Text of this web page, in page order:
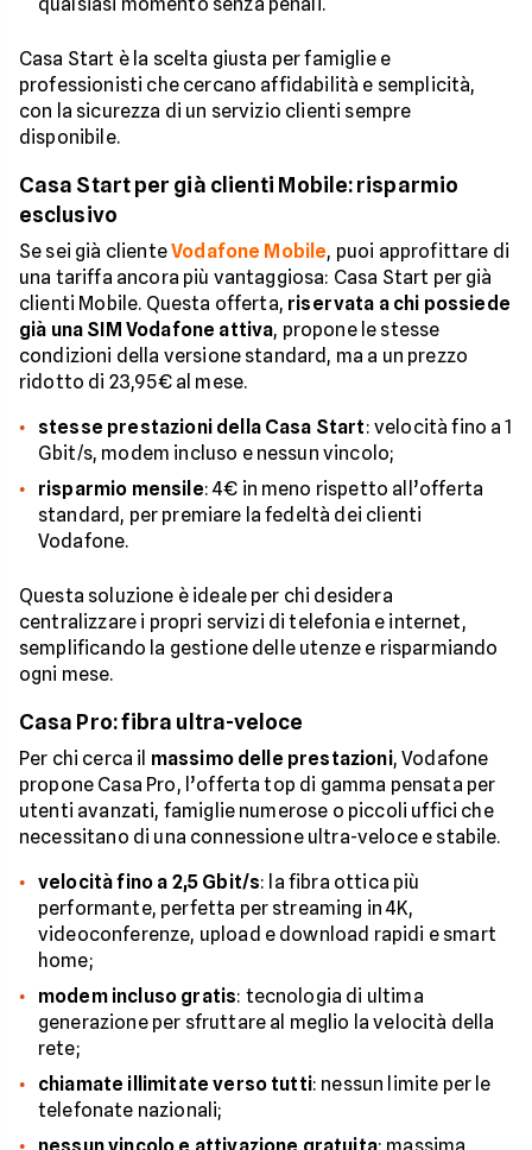
Casa Start è la scelta giusta per famiglie e
professionisti che cercano affidabilità e semplicità,
con la sicurezza di un servizio clienti sempre
disponibile.
Casa Start per già clienti Mobile: risparmio
esclusivo
Se sei già clienteVodafone Mobile, puoi approfittare di
una tariffa ancora più vantaggiosa: Casa Start per già
clienti Mobile. Questa offerta, riservata a chi possiede
già una SIM Vodafone attiva, propone le stesse
condizioni della versione standard, ma a un prezzo
ridotto di 23,95€ al mese.
stesse prestazioni della Casa Start: velocità fino a 1
Gbit/s, modem incluso e nessun vincolo;
risparmio mensile: 4€ in meno rispetto all’offerta
standard, per premiare la fedeltà dei clienti
Vodafone.
Questa soluzione è ideale per chi desidera
centralizzare i propri servizi di telefonia e internet,
semplificando la gestione delle utenze e risparmiando
ogni mese.
Casa Pro: fibra ultra-veloce
Per chi cerca il massimo delle prestazioni, Vodafone
propone Casa Pro, l’offerta top di gamma pensata per
utenti avanzati, famiglie numerose o piccoli uffici che
necessitano di una connessione ultra-veloce e stabile.
velocità fino a 2,5 Gbit/s: la fibra ottica più
performante, perfetta per streaming in 4K,
videoconferenze, upload e download rapidi e smart
home;
modem incluso gratis: tecnologia di ultima
generazione per sfruttare al meglio la velocità della
rete;
chiamate illimitate verso tutti: nessun limite per le
telefonate nazionali;
nessun vincolo e attivazione gratuita: massima